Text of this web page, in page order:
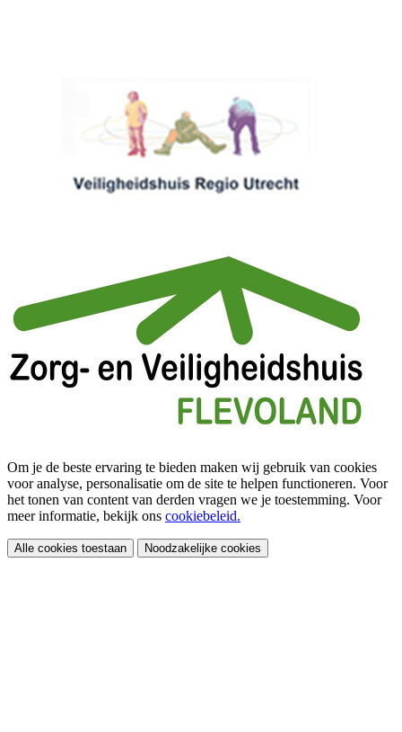
Om je de beste ervaring te bieden maken wij gebruik van cookies
voor analyse, personalisatie om de site te helpen functioneren. Voor
het tonen van content van derden vragen we je toestemming. Voor
meer informatie, bekijk ons cookiebeleid.
Alle cookies toestaan Noodzakelijke cookies